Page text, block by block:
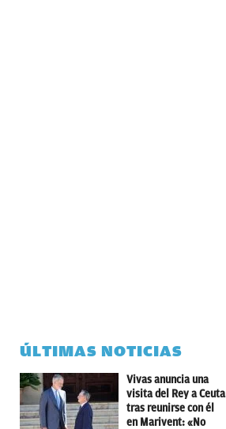
ÚLTIMAS NOTICIAS
Vivas anuncia una
visita del Rey a Ceuta
tras reunirse con él
en Marivent: «No